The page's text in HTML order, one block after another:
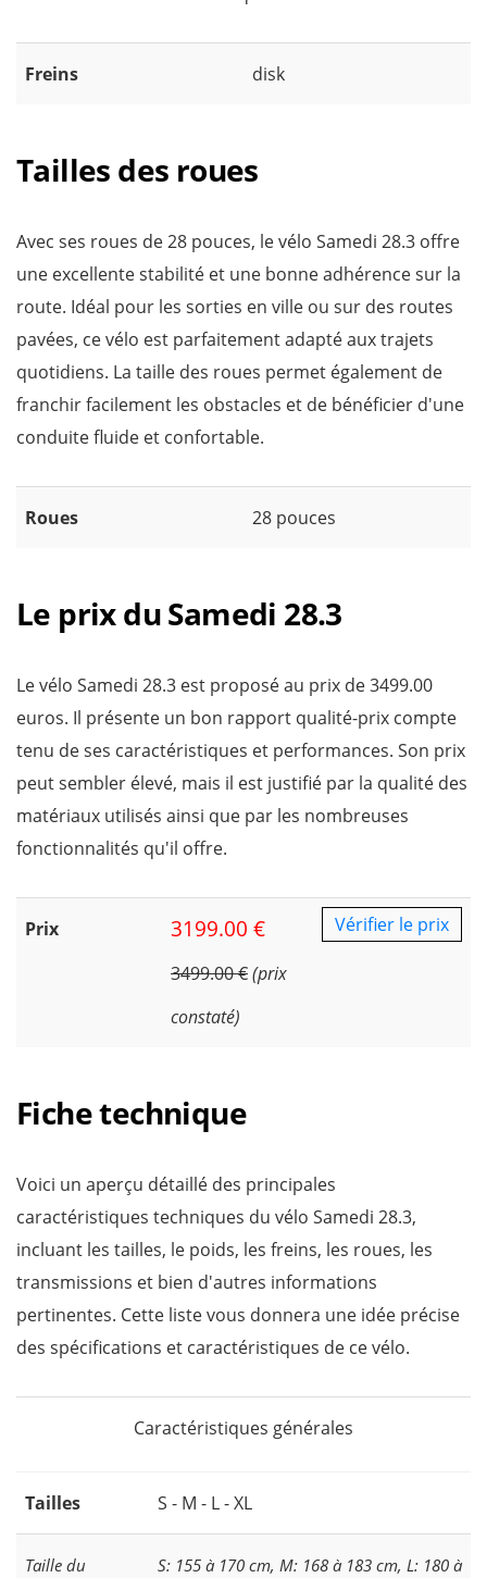
Freins disk
Tailles des roues
Avec ses roues de 28 pouces, le vélo Samedi 28.3 offre
une excellente stabilité et une bonne adhérence sur la
route. Idéal pour les sorties en ville ou sur des routes
pavées, ce vélo est parfaitement adapté aux trajets
quotidiens. La taille des roues permet également de
franchir facilement les obstacles et de bénéficier d'une
conduite fluide et confortable.
Roues 28 pouces
Le prix du Samedi 28.3
Le vélo Samedi 28.3 est proposé au prix de 3499.00
euros. Il présente un bon rapport qualité-prix compte
tenu de ses caractéristiques et performances. Son prix
peut sembler élevé, mais il est justifié par la qualité des
matériaux utilisés ainsi que par les nombreuses
fonctionnalités qu'il offre.
Prix 3199.00 €
3499.00 €(prix
constaté)
Vérifier le prix
Fiche technique
Voici un aperçu détaillé des principales
caractéristiques techniques du vélo Samedi 28.3,
incluant les tailles, le poids, les freins, les roues, les
transmissions et bien d'autres informations
pertinentes. Cette liste vous donnera une idée précise
des spécifications et caractéristiques de ce vélo.
Caractéristiques générales
Tailles S - M - L - XL
Taille du
S: 155 à 170 cm, M: 168 à 183 cm, L: 180 à